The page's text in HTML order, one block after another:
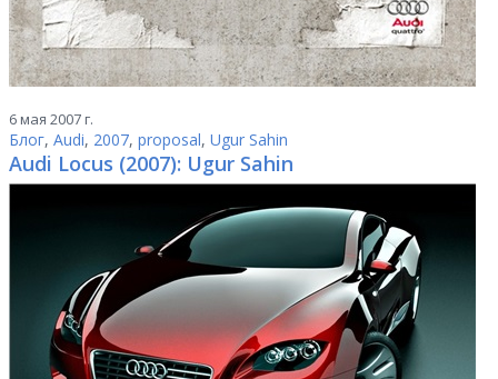
6 мая 2007 г.
Блог, Audi, 2007, proposal, Ugur Sahin
Audi Locus (2007): Ugur Sahin